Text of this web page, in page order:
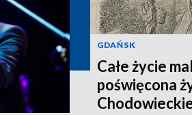
GDAŃSK
Całe życie
poświęcona